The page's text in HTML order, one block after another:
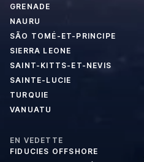
GRENADE
NAURU
SÃO TOMÉ-ET-PRINCIPE
SIERRA LEONE
SAINT-KITTS-ET-NEVIS
SAINTE-LUCIE
TURQUIE
VANUATU
EN VEDETTE
FIDUCIES OFFSHORE